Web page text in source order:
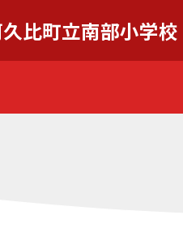
比町立南部小学校